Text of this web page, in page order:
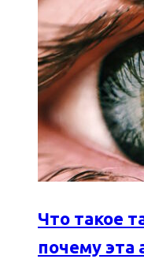
Что такое
почему эта